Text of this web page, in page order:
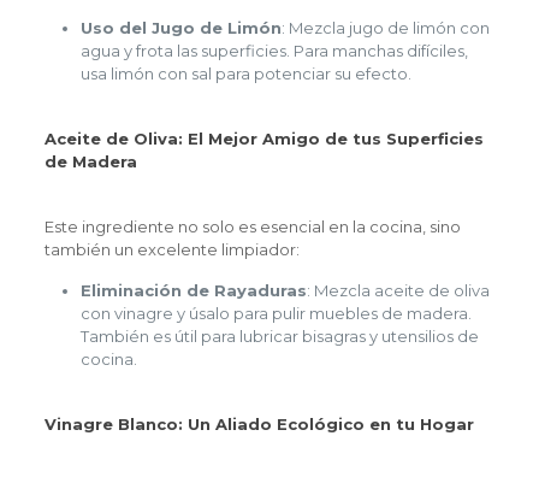
Uso del Jugo de Limón: Mezcla jugo de limón con
agua y frota las superficies. Para manchas difíciles,
usa limón con sal para potenciar su efecto.
Aceite de Oliva: El Mejor Amigo de tus Superficies
de Madera
Este ingrediente no solo es esencial en la cocina, sino
también un excelente limpiador:
Eliminación de Rayaduras: Mezcla aceite de oliva
con vinagre y úsalo para pulir muebles de madera.
También es útil para lubricar bisagras y utensilios de
cocina.
Vinagre Blanco: Un Aliado Ecológico en tu Hogar